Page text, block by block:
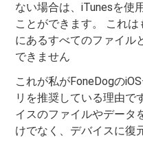
ない場合は、iTunesを使
ことができます。 これ
にあるすべてのファイル
できません
これが私がFoneDogの
リを推奨している理由で
イスのファイルやデータ
けでなく、デバイスに復